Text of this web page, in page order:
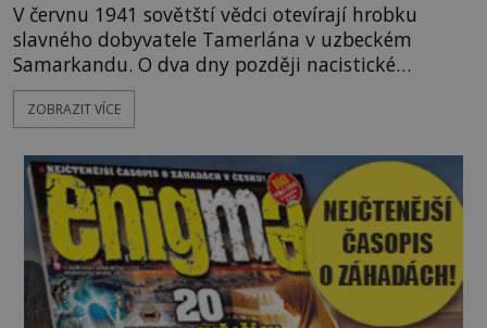
V červnu 1941 sovětští vědci otevírají hrobku
slavného dobyvatele Tamerlána v uzbeckém
Samarkandu. O dva dny později nacistické
Německo zahajuje operaci Barbarossa a napadá
Sovětský svaz. Shoda dat je natolik zarážející, že se
na legendě něco pravdy, nebo jde jen o fascinující
souhru okolností? Když antropolog Michail
Gerasimov (1907-1970) a
ZOBRAZIT VÍCE